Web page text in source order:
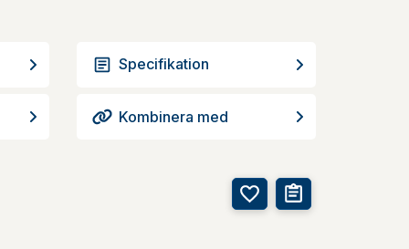
Specifikation
Kombinera med